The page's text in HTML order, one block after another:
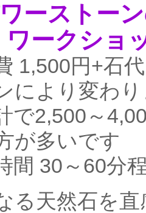
ワーストー
ワークショ
1,500円+石
により変わ
で2,500～
が多いです
間 30～60分
る天然石を